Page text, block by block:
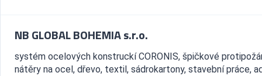
NB GLOBAL BOHEMIA s.r.o.
systém ocelových konstruckí CORONIS, špičkové
nátěry na ocel, dřevo, textil, sádrokartony, stavební práce,